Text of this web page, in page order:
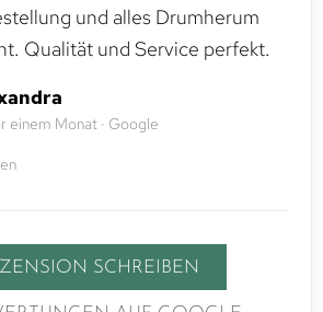
und alles Drumherum
Qualität und Service perfekt.
einem Monat · Google
SCHREIBEN